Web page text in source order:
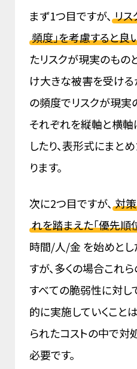
まず1つ目ですが、 リス
頻度」を考慮すると良
たリスクが現実のもの
け大きな被害を受ける
の頻度でリスクが現実
それぞれを縦軸と横軸
したり、表形式にまと
ります。
次に2つ目ですが、 対策
れを踏まえた「優先順
時間/人/金 を始めとし
すが、多くの場合これ
すべての脆弱性に対
的に実施していくこと
られたコストの中で
必要です。